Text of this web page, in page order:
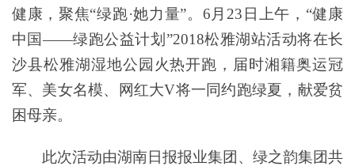
健康，聚焦“绿跑·她力量”。6月23日上午，“健康
中国——绿跑公益计划”2018松雅湖站活动将在长
沙县松雅湖湿地公园火热开跑，届时湘籍奥运冠
军、美女名模、网红大V将一同约跑绿夏，献爱贫
困母亲。
此次活动由湖南日报报业集团、绿之韵集团共